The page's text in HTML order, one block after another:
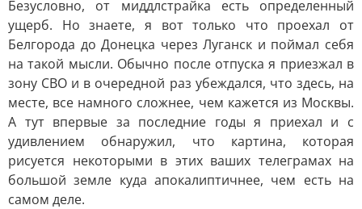
Безусловно, от миддлстрайка есть определенный
ущерб. Но знаете, я вот только что проехал от
Белгорода до Донецка через Луганск и поймал себя
на такой мысли. Обычно после отпуска я приезжал в
зону СВО и в очередной раз убеждался, что здесь, на
месте, все намного сложнее, чем кажется из Москвы.
А тут впервые за последние годы я приехал и с
удивлением обнаружил, что картина, которая
рисуется некоторыми в этих ваших телеграмах на
большой земле куда апокалиптичнее, чем есть на
самом деле.